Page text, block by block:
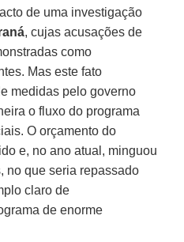
de uma investigação
, cujas acusações de
como
Mas este fato
medidas pelo governo
o fluxo do programa
O orçamento do
e, no ano atual, minguou
no que seria repassado
claro de
de enorme